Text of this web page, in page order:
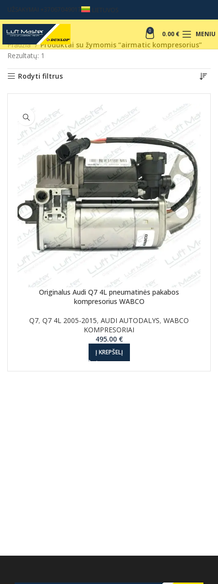
UŽSAKYMAI +37067049017 LIETUVOS
0 0.00 € MENIU
Pradžia
Produktai su žymomis “airmatic kompresorius”
Rezultatų: 1
Rodyti filtrus
Originalus Audi Q7 4L pneumatinės pakabos
kompresorius WABCO
Q7, Q7 4L 2005-2015, AUDI AUTODALYS, WABCO
KOMPRESORIAI
495.00 €
Į KREPŠELĮ